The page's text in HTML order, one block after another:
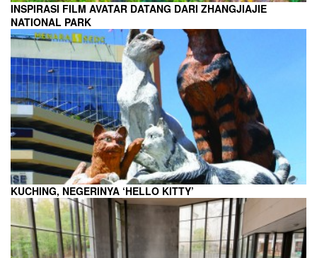
INSPIRASI FILM AVATAR DATANG DARI ZHANGJIAJIE
NATIONAL PARK
KUCHING, NEGERINYA ‘HELLO KITTY’